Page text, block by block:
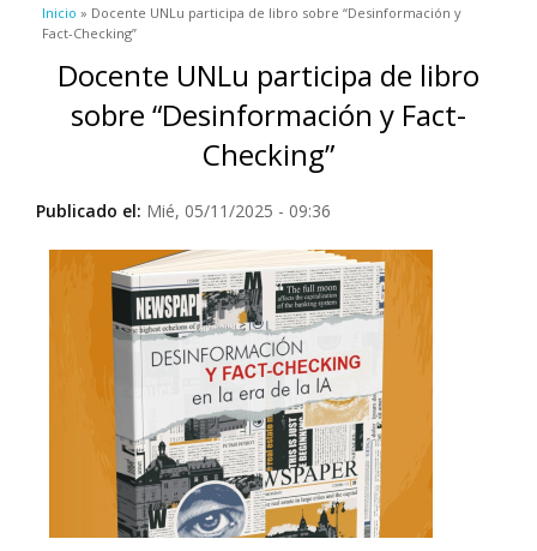
Se encuentra usted aquí
Inicio » Docente UNLu participa de libro sobre “Desinformación y
Fact-Checking”
Docente UNLu participa de libro
sobre “Desinformación y Fact-
Checking”
Publicado el: Mié, 05/11/2025 - 09:36